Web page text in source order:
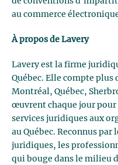
au commerce
À propos de Lavery
Lavery est la firme
Québec. Elle compte plus
Montréal, Québec,
œuvrent chaque jour
services juridiques aux
au Québec. Reconnus
juridiques, les
qui bouge dans le milieu